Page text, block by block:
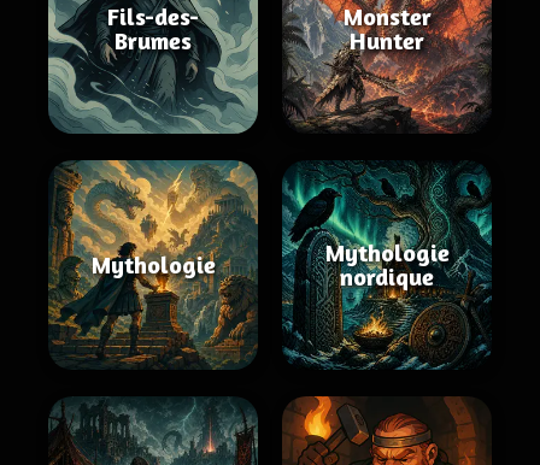
Fils-des-
Brumes
Monster
Hunter
Mythologie
Mythologie
nordique